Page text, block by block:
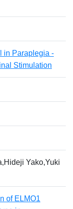
in Paraplegia -
Stimulation
Yako,Yuki
of ELMO1